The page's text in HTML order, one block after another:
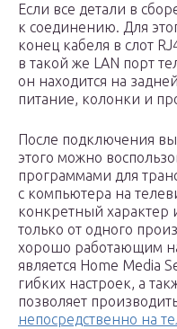
Если все детали в
к соединению. Для
конец кабеля в слот
в такой же LAN порт
он находится на
питание, колонки и
После подключения
этого можно
программами для
с компьютера на
конкретный характер
только от одного
хорошо работающим
является Home Media
гибких настроек, а
позволяет
непосредственно на